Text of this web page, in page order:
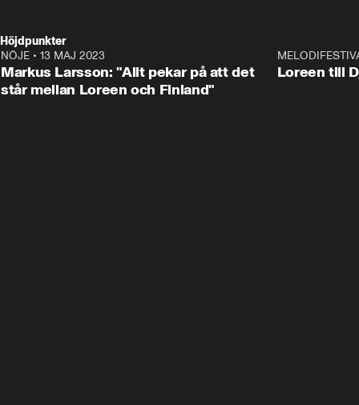
Höjdpunkter
NÖJE • 13 MAJ 2023
Markus Larsson: "Allt pekar på att det
står mellan Loreen och Finland"
Loreen till